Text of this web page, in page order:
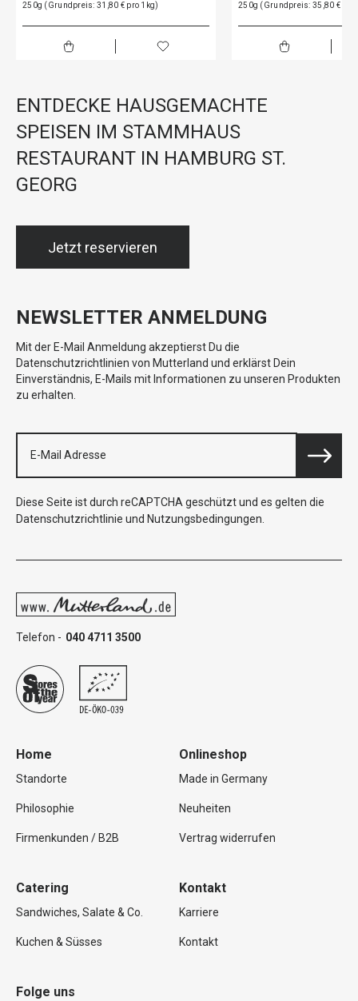
250g (Grundpreis: 31,80 € pro 1kg) 250g (Grundpreis: 35,80 € pro
ENTDECKE HAUSGEMACHTE
SPEISEN IM STAMMHAUS
RESTAURANT IN HAMBURG ST.
GEORG
Jetzt reservieren
NEWSLETTER ANMELDUNG
Mit der E-Mail Anmeldung akzeptierst Du die
Datenschutzrichtlinien von Mutterland und erklärst Dein
Einverständnis, E-Mails mit Informationen zu unseren Produkten
zu erhalten.
Diese Seite ist durch reCAPTCHA geschützt und es gelten die
Datenschutzrichtlinie und Nutzungsbedingungen
Telefon - 040 4711 3500
Home
Standorte
Philosophie
Firmenkunden / B2B
Onlineshop
Made in Germany
Neuheiten
Vertrag widerrufen
Catering
Sandwiches, Salate & Co.
Kuchen & Süsses
Kontakt
Karriere
Kontakt
Folge uns